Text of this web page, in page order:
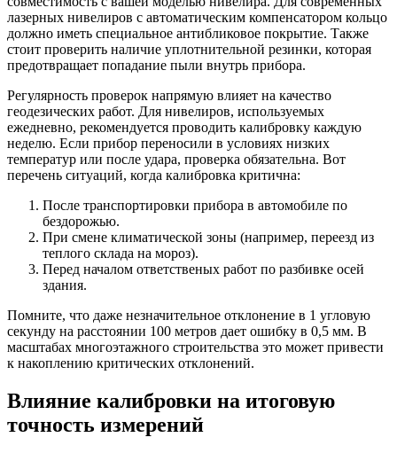
лазерных нивелиров с автоматическим компенсатором кольцо
должно иметь специальное антибликовое покрытие. Также
стоит проверить наличие уплотнительной резинки, которая
предотвращает попадание пыли внутрь прибора.
Регулярность проверок напрямую влияет на качество
геодезических работ. Для нивелиров, используемых
ежедневно, рекомендуется проводить калибровку каждую
неделю. Если прибор переносили в условиях низких
температур или после удара, проверка обязательна. Вот
перечень ситуаций, когда калибровка критична:
После транспортировки прибора в автомобиле по
бездорожью.
При смене климатической зоны (например, переезд из
теплого склада на мороз).
Перед началом ответственых работ по разбивке осей
здания.
Помните, что даже незначительное отклонение в 1 угловую
секунду на расстоянии 100 метров дает ошибку в 0,5 мм. В
масштабах многоэтажного строительства это может привести
к накоплению критических отклонений.
Влияние калибровки на итоговую
точность измерений